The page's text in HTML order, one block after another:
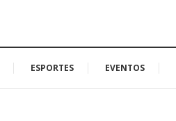
ESPORTES EVENTOS